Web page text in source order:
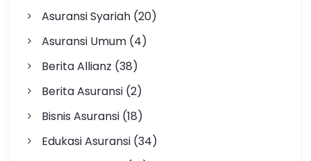
Asuransi Syariah(20)
Asuransi Umum(4)
Berita Allianz (38)
Berita Asuransi(2)
Bisnis Asuransi(18)
Edukasi Asuransi(34)